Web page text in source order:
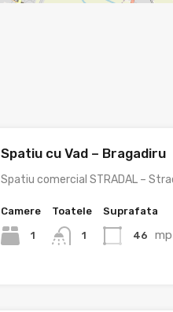
Spatiu cu Vad – Bragadiru
Spatiu comercial STRADAL –
Camere
1
Toatele
1
Suprafata
46 mp